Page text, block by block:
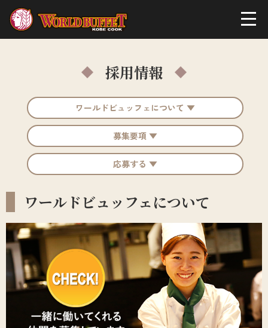
採用情報
ワールドビュッフェについて ▼
募集要項 ▼
応募する ▼
ワールドビュッフェについて